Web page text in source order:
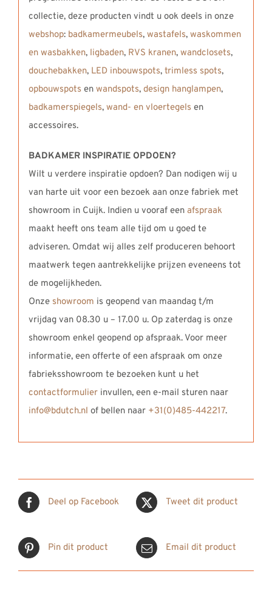
collectie, deze producten vindt u ook deels in onze
webshop: badkamermeubels, wastafels, waskommen
en wasbakken, ligbaden, RVS kranen, wandclosets,
douchebakken, LED inbouwspots, trimless spots,
opbouwspots en wandspots, design hanglampen,
badkamerspiegels, wand- en vloertegels en
accessoires.
BADKAMER INSPIRATIE OPDOEN?
Wilt u verdere inspiratie opdoen? Dan nodigen wij u
van harte uit voor een bezoek aan onze fabriek met
showroom in Cuijk. Indien u vooraf een afspraak
maakt heeft ons team alle tijd om u goed te
adviseren. Omdat wij alles zelf produceren behoort
maatwerk tegen aantrekkelijke prijzen eveneens tot
de mogelijkheden.
Onze showroom is geopend van maandag t/m
vrijdag van 08.30 u – 17.00 u. Op zaterdag is onze
showroom enkel geopend op afspraak. Voor meer
informatie, een offerte of een afspraak om onze
fabrieksshowroom te bezoeken kunt u het
contactformulierinvullen, een e-mail sturen naar
info@bdutch.nl of bellen naar +31(0)485-442217.
Deel op Facebook Tweet dit product
Pin dit product Email dit product